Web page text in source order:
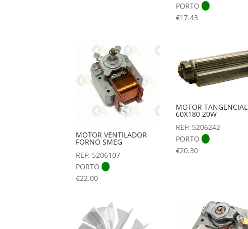
PORTO
€17.43
MOTOR VENTILADOR
FORNO SMEG
REF: 5206107
PORTO
€22.00
MOTOR TANGENCIAL
60X180 20W
REF: 5206242
PORTO
€20.30